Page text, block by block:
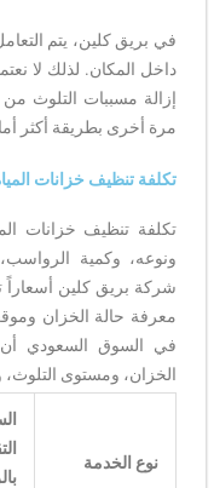
في بريق كلين، يتم
داخل المكان. لذلك لا
إزالة مسببات التلوث من
مرة أخرى بطريقة أكثر
تكلفة تنظيف خزانات
تكلفة تنظيف خزانات
ونوعه، وكمية
شركة بريق كلين أسعاراً
معرفة حالة الخزان
في السوق السعودي أن
الخزان، ومستوى
نوع الخدمة